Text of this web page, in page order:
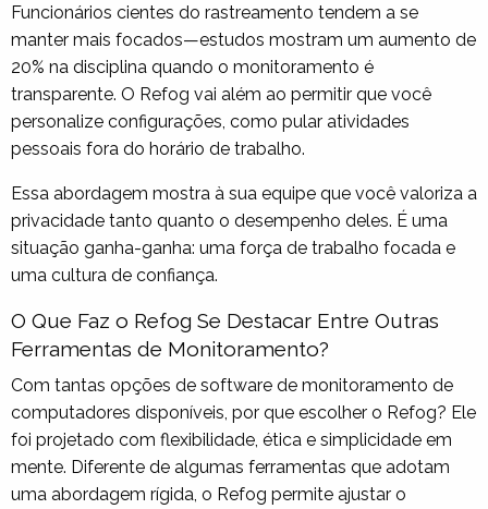
Funcionários cientes do rastreamento tendem a se
manter mais focados—estudos mostram um aumento de
20% na disciplina quando o monitoramento é
transparente. O Refog vai além ao permitir que você
personalize configurações, como pular atividades
pessoais fora do horário de trabalho.
Essa abordagem mostra à sua equipe que você valoriza a
privacidade tanto quanto o desempenho deles. É uma
situação ganha-ganha: uma força de trabalho focada e
uma cultura de confiança.
O Que Faz o Refog Se Destacar Entre Outras
Ferramentas de Monitoramento?
Com tantas opções de software de monitoramento de
computadores disponíveis, por que escolher o Refog? Ele
foi projetado com flexibilidade, ética e simplicidade em
mente. Diferente de algumas ferramentas que adotam
uma abordagem rígida, o Refog permite ajustar o